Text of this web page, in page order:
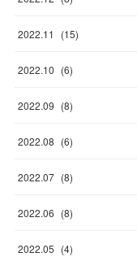
2022.11 (15)
2022.10 (6)
2022.09 (8)
2022.08 (6)
2022.07 (8)
2022.06 (8)
2022.05 (4)